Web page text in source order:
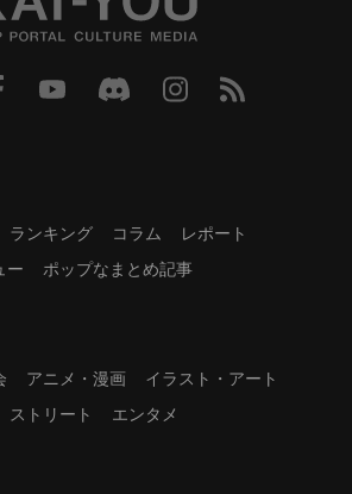
ランキング コラム
レポート
ー ポップなまとめ記事
アニメ・漫画
イラスト・アート
ストリート エンタメ